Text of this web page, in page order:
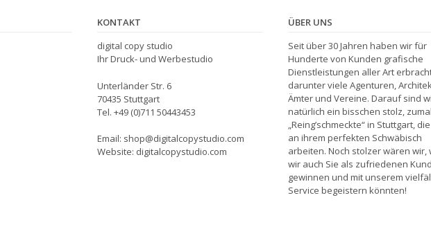
KONTAKT
digital copy studio
Ihr Druck- und Werbestudio
Unterländer Str. 6
70435 Stuttgart
Tel. +49 (0)711 50443453
Email: shop@digitalcopystudio.com
Website: digitalcopystudio.com
ÜBER UNS
Seit über 30 Jahren haben wir für
Hunderte von Kunden grafische
Dienstleistungen aller Art
darunter viele Agenturen,
Ämter und Vereine. Darauf sind
natürlich ein bisschen stolz,
„Reing’schmeckte“ in Stuttgart,
an ihrem perfekten Schwäbisch
arbeiten. Noch stolzer wären wir,
wir auch Sie als zufriedenen
gewinnen und mit unserem
Service begeistern könnten!